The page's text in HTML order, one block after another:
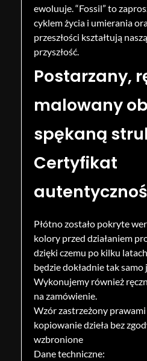
ewoluuje. “Fossil” to
cyklem życia i umierania
przeszłości kształtują
przyszłość.
Postarzany,
malowany
spękaną
Certyfikat
Płótno zostało pokryte
kolory przed działaniem
dzięki czemu po kilku
będzie dokładnie tak samo
Wykonujemy również
na zamówienie.
Wzór zastrzeżony
kopiowanie dzieła bez
wzbronione
Dane techniczne: